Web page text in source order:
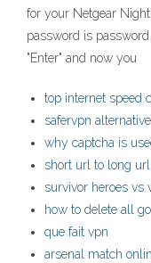
for your Netgear
password is
"Enter" and now you
top internet speed
safervpn alternative
why captcha is
short url to long url
survivor heroes vs
how to delete all
que fait vpn
arsenal match